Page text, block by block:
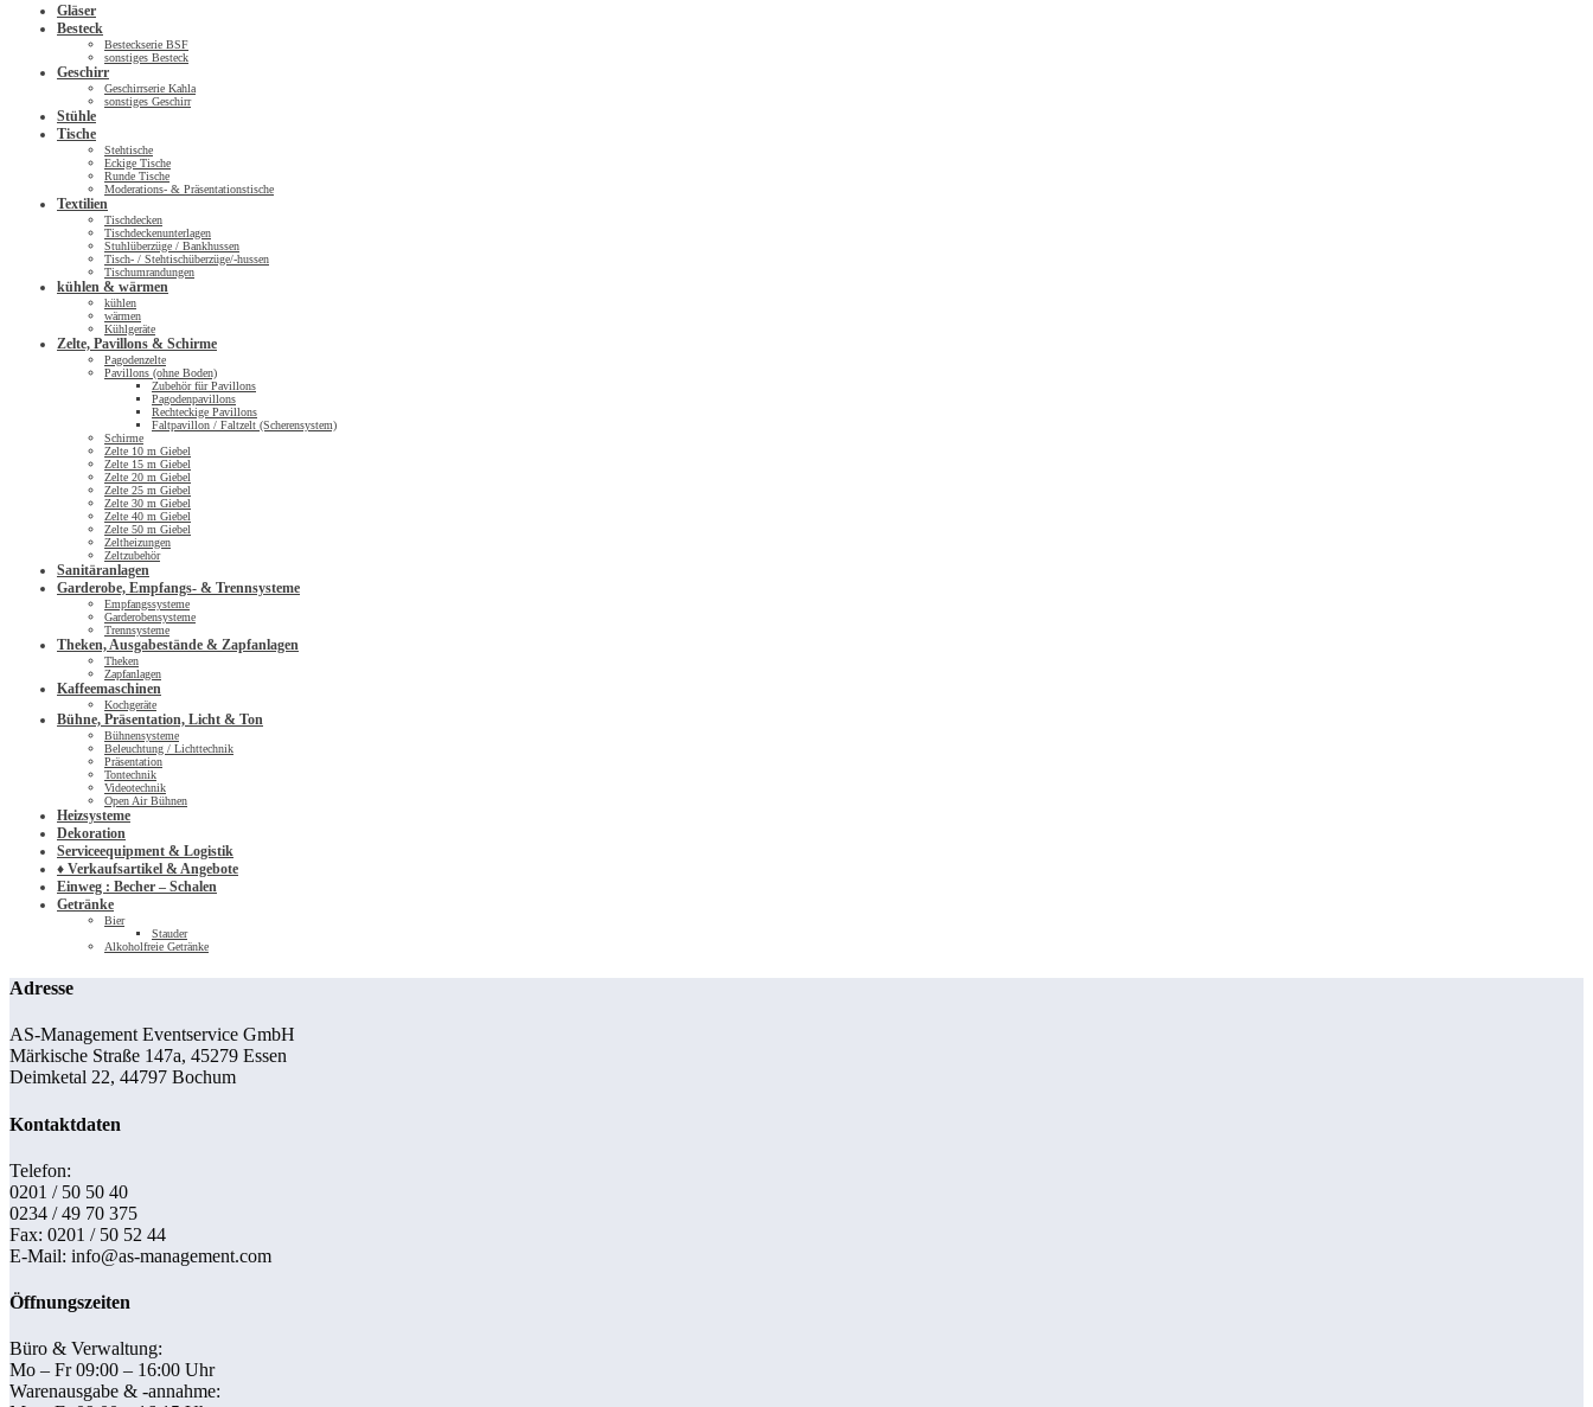
Gläser
Besteck
Besteckserie BSF
sonstiges Besteck
Geschirr
Geschirrserie Kahla
sonstiges Geschirr
Stühle
Tische
Stehtische
Eckige Tische
Runde Tische
Moderations- & Präsentationstische
Textilien
Tischdecken
Tischdeckenunterlagen
Stuhlüberzüge / Bankhussen
Tisch- / Stehtischüberzüge/-hussen
Tischumrandungen
kühlen & wärmen
kühlen
wärmen
Kühlgeräte
Zelte, Pavillons & Schirme
Pagodenzelte
Pavillons (ohne Boden)
Zubehör für Pavillons
Pagodenpavillons
Rechteckige Pavillons
Faltpavillon / Faltzelt (Scherensystem)
Schirme
Zelte 10 m Giebel
Zelte 15 m Giebel
Zelte 20 m Giebel
Zelte 25 m Giebel
Zelte 30 m Giebel
Zelte 40 m Giebel
Zelte 50 m Giebel
Zeltheizungen
Zeltzubehör
Sanitäranlagen
Garderobe, Empfangs- & Trennsysteme
Empfangssysteme
Garderobensysteme
Trennsysteme
Theken, Ausgabestände & Zapfanlagen
Theken
Zapfanlagen
Kaffeemaschinen
Kochgeräte
Bühne, Präsentation, Licht & Ton
Bühnensysteme
Beleuchtung / Lichttechnik
Präsentation
Tontechnik
Videotechnik
Open Air Bühnen
Heizsysteme
Dekoration
Serviceequipment & Logistik
♦ Verkaufsartikel & Angebote
Einweg : Becher – Schalen
Getränke
Bier
Stauder
Alkoholfreie Getränke
Adresse
AS-Management Eventservice GmbH
Märkische Straße 147a, 45279 Essen
Deimketal 22, 44797 Bochum
Kontaktdaten
Telefon:
0201 / 50 50 40
0234 / 49 70 375
Fax: 0201 / 50 52 44
E-Mail: info@as-management.com
Öffnungszeiten
Büro & Verwaltung:
Mo – Fr 09:00 – 16:00 Uhr
Warenausgabe & -annahme: